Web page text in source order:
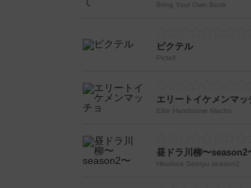
Bring Your Own Book
ピクテル
Pictell
エリートイケメンマッ
Elite Handsome Macho
昼ドラ川柳〜season2
Hirudora Senryu season2